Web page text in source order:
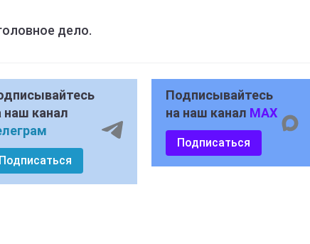
дело.
наш канал
Подписаться
Подписывайтесь
на наш канал MAX
Подписаться